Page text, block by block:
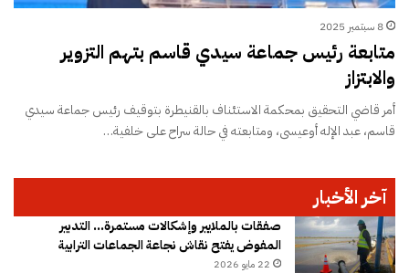
8 سبتمبر 2025
متابعة رئيس جماعة سيدي قاسم بتهم التزوير
والابتزاز
أمر قاضي التحقيق بمحكمة الاستئناف بالقنيطرة بتوقيف رئيس جماعة سيدي
قاسم، عبد الإله أوعيسى، ومتابعته في حالة سراح على خلفية…
آخر الأخبار
صفقات بالملايير وإشكالات مستمرة… التدبير
المفوض يفتح نقاش نجاعة الجماعات الترابية
22 مايو 2026